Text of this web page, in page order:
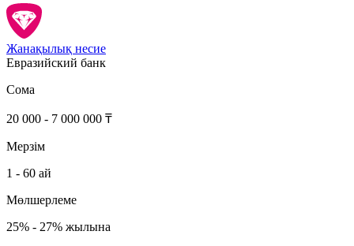
Жанақылық несие
Евразийский банк
Сома
20 000 - 7 000 000 ₸
Мерзім
1 - 60 ай
Мөлшерлеме
25% - 27% жылына